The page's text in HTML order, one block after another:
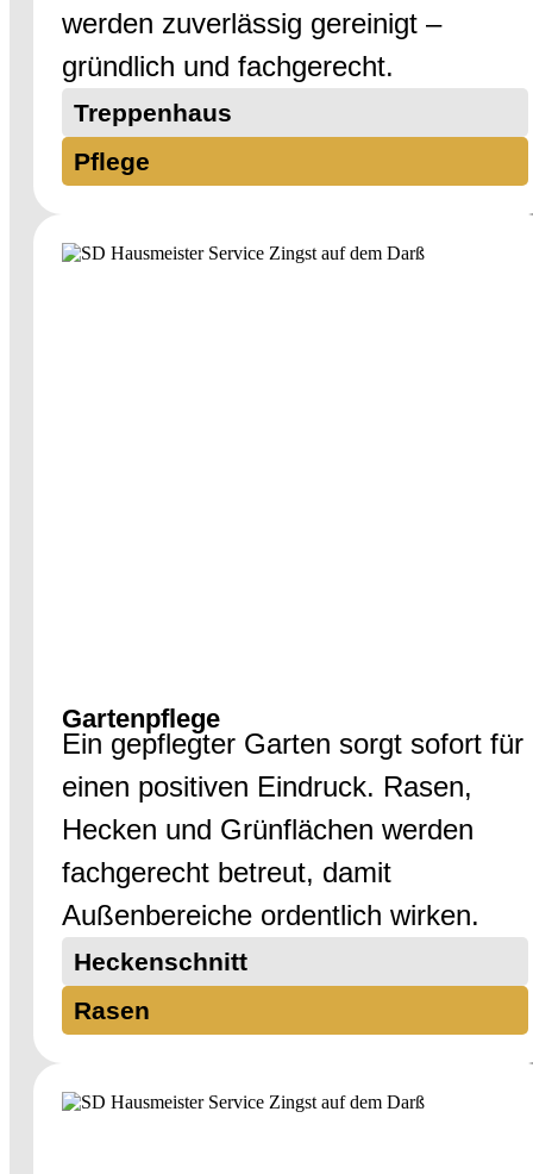
werden zuverlässig gereinigt –
gründlich und fachgerecht.
Treppenhaus
Pflege
Gartenpflege
Ein gepflegter Garten sorgt sofort für
einen positiven Eindruck. Rasen,
Hecken und Grünflächen werden
fachgerecht betreut, damit
Außenbereiche ordentlich wirken.
Heckenschnitt
Rasen